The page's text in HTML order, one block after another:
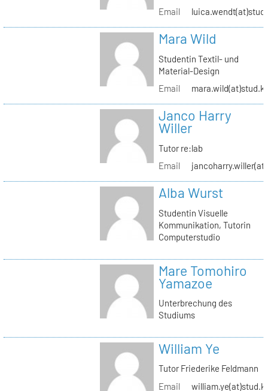
Email
Mara Wild
Studentin Textil- und
Material-Design
Email
Janco Harry
Willer
Tutor re:lab
Email
Alba Wurst
Studentin Visuelle
Kommunikation, Tutorin
Computerstudio
Mare Tomohiro
Yamazoe
Unterbrechung des
Studiums
William Ye
Tutor Friederike Feldmann
Email